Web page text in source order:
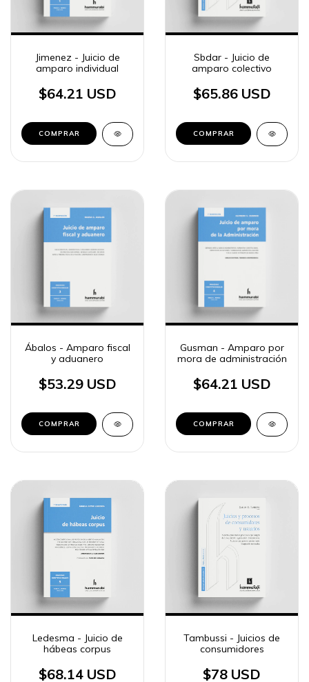
Jimenez - Juicio de
amparo individual
$64.21 USD
COMPRAR
Sbdar - Juicio de
amparo colectivo
$65.86 USD
COMPRAR
Ábalos - Amparo fiscal
y aduanero
$53.29 USD
COMPRAR
Gusman - Amparo por
mora de administración
$64.21 USD
COMPRAR
Ledesma - Juicio de
hábeas corpus
$68.14 USD
Tambussi - Juicios de
consumidores
$78 USD